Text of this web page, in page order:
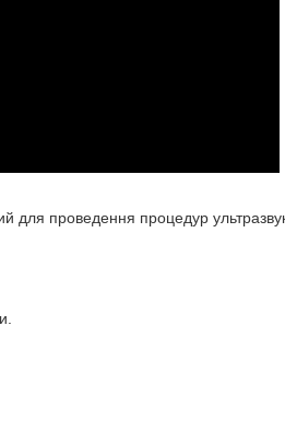
для проведення процедур